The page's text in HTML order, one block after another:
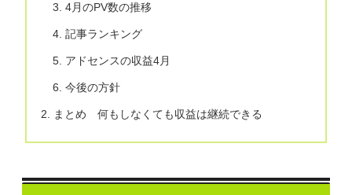
4月のPV数の推移
記事ランキング
アドセンスの収益4月
今後の方針
まとめ 何もしなくても収益は継続できる